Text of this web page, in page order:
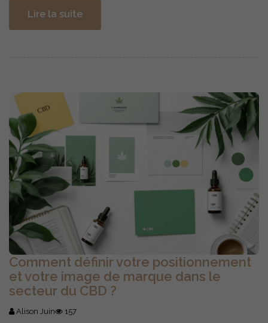
Lire la suite
Comment définir votre positionnement
et votre image de marque dans le
secteur du CBD ?
Alison Juin 157